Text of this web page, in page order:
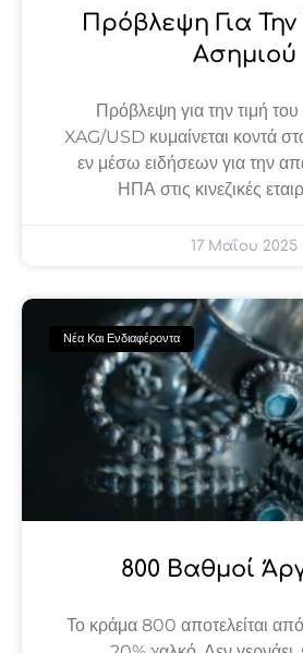
Πρόβλεψη Για Την
Ασημιού
Πρόβλεψη για την τιμή
XAG/USD κυμαίνεται κοντά
εν μέσω ειδήσεων για την
ΗΠΑ στις κινεζικές
17 Μαΐου 2025
Νέα Και Ενδιαφέροντα
800 Βαθμοί
Το κράμα 800 αποτελείται